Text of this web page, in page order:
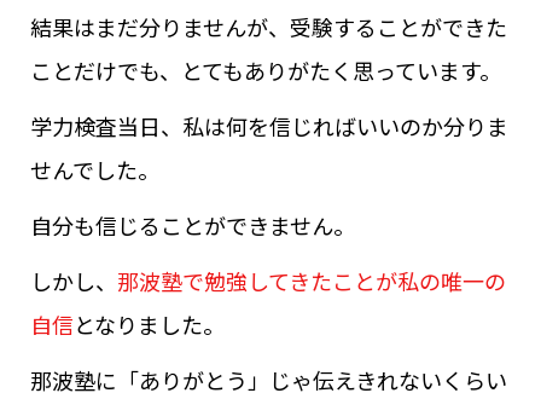
結果はまだ分りませんが、受験することができた
ことだけでも、とてもありがたく思っています。
学力検査当日、私は何を信じればいいのか分りま
せんでした。
自分も信じることができません。
しかし、 那波塾で勉強してきたことが私の唯一の
自信となりました。
那波塾に「ありがとう」じゃ伝えきれないくらい